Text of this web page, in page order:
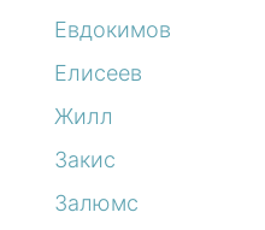
Евдокимов
Елисеев
Жилл
Закис
Залюмс